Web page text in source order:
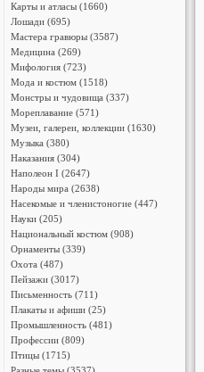
Карты и атласы (1660)
Лошади (695)
Мастера гравюры (3587)
Медицина (269)
Мифология (723)
Мода и костюм (1518)
Монстры и чудовища (337)
Мореплавание (571)
Музеи, галереи, коллекции (1630)
Музыка (380)
Наказания (304)
Наполеон I (2647)
Народы мира (2638)
Насекомые и членистоногие (447)
Науки (205)
Национальный костюм (908)
Орнаменты (339)
Охота (487)
Пейзажи (3017)
Письменность (711)
Плакаты и афиши (25)
Промышленность (481)
Профессии (809)
Птицы (1715)